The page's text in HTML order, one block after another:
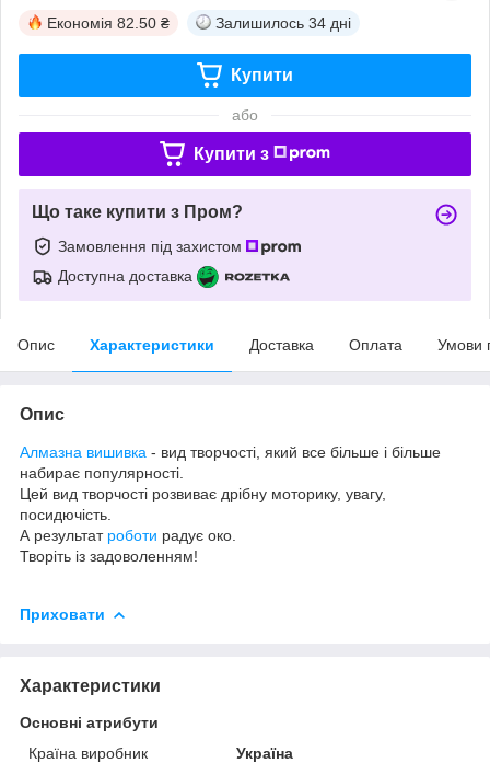
Економія 82.50 ₴ Залишилось 34 дні
Купити
або
Купити з
Що таке купити з Пром?
Замовлення під захистом
Доступна доставка
Опис Характеристики Доставка Оплата Умови
Опис
Алмазна вишивка - вид творчості, який все більше і більше
набирає популярності.
Цей вид творчості розвиває дрібну моторику, увагу,
посидючість.
А результат роботи радує око.
Творіть із задоволенням!
Приховати
Характеристики
Основні атрибути
Країна виробник
Україна